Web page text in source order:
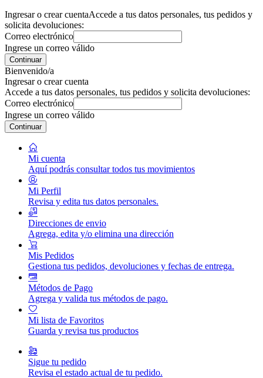
Ingresar o crear cuentaAccede a tus datos personales, tus pedidos y
solicita devoluciones:
Correo electrónico
Ingrese un correo válido
Continuar
Bienvenido/a
Ingresar o crear cuenta
Accede a tus datos personales, tus pedidos y solicita devoluciones:
Correo electrónico
Ingrese un correo válido
Continuar
Mi cuenta
Aquí podrás consultar todos tus movimientos
Mi Perfil
Revisa y edita tus datos personales.
Direcciones de envio
Agrega, edita y/o elimina una dirección
Mis Pedidos
Gestiona tus pedidos, devoluciones y fechas de entrega.
Métodos de Pago
Agrega y valida tus métodos de pago.
Mi lista de Favoritos
Guarda y revisa tus productos
Sigue tu pedido
Revisa el estado actual de tu pedido.